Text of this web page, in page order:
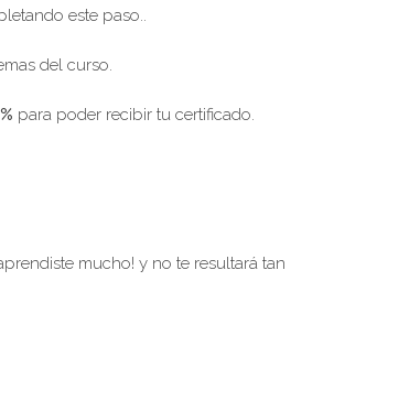
este paso..
del curso.
para poder recibir tu certificado.
mucho! y no te resultará tan